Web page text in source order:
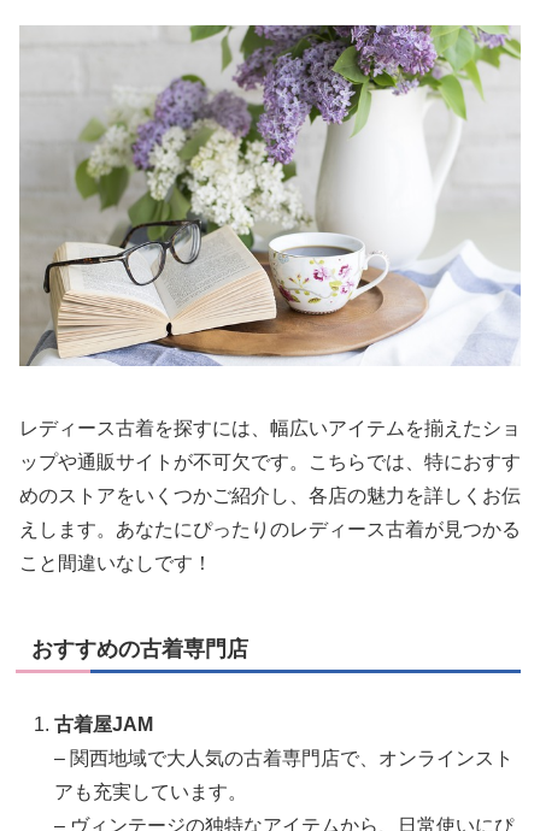
レディース古着を探すには、幅広いアイテムを揃えたショ
ップや通販サイトが不可欠です。こちらでは、特におすす
めのストアをいくつかご紹介し、各店の魅力を詳しくお伝
えします。あなたにぴったりのレディース古着が見つかる
こと間違いなしです！
おすすめの古着専門店
古着屋JAM
– 関西地域で大人気の古着専門店で、オンラインスト
アも充実しています。
– ヴィンテージの独特なアイテムから、日常使いにぴ